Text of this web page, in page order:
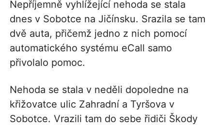
Nepříjemně vyhlížející nehoda se stala
dnes v Sobotce na Jičínsku. Srazila se tam
dvě auta, přičemž jedno z nich pomocí
automatického systému eCall samo
přivolalo pomoc.
Nehoda se stala v neděli dopoledne na
křižovatce ulic Zahradní a Tyršova v
Sobotce. Vrazili tam do sebe řidiči Škody